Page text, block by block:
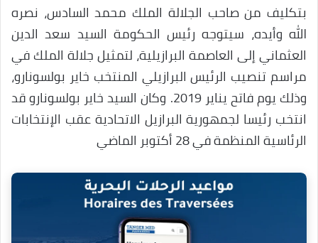
بتكليف من صاحب الجلالة الملك محمد السادس، نصره
الله وأيده، سيتوجه رئيس الحكومة السيد سعد الدين
العثماني إلى العاصمة البرازيلية، لتمثيل جلالة الملك في
مراسم تنصيب الرئيس البرازيلي المنتخب خاير بولسونارو،
وذلك يوم فاتح يناير 2019. وكان السيد خاير بولسونارو قد
انتخب رئيسا لجمهورية البرازيل الاتحادية عقب الإنتخابات
الرئاسية المنظمة في 28 أكتوبر الماضي